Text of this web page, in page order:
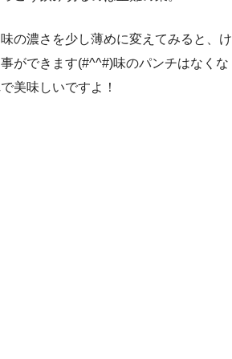
の濃さを少し薄めに変えてみると、け
ができます(#^^#)味のパンチはなくな
美味しいですよ！